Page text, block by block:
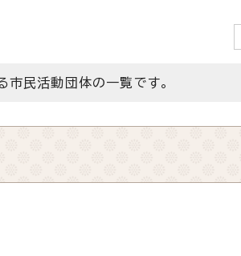
民活動団体の一覧です。